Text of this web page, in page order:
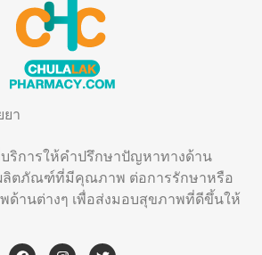
า
ริการให้คำปรึกษาปัญหาทางด้าน
ลิตภัณฑ์ที่มีคุณภาพ ต่อการรักษาหรือ
านต่างๆ เพื่อส่งมอบสุขภาพที่ดีขึ้นให้